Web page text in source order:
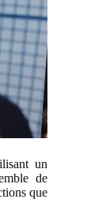
un
de
que